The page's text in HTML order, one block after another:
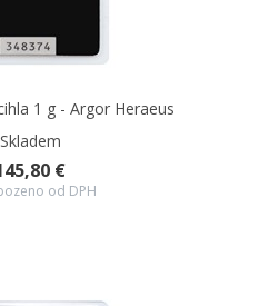
1 g - Argor Heraeus
Skladem
€
od DPH